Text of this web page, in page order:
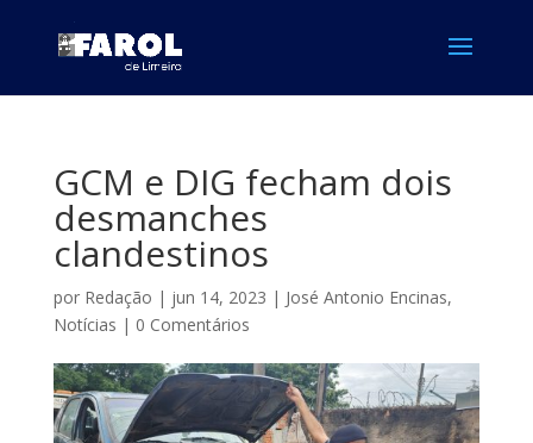
GCM e DIG fecham dois
desmanches
clandestinos
por Redação | jun 14, 2023 | José Antonio Encinas,
Notícias | 0 Comentários